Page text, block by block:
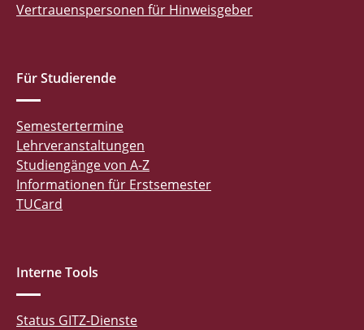
Vertrauenspersonen für Hinweisgeber
Für Studierende
Semestertermine
Lehrveranstaltungen
Studiengänge von A-Z
Informationen für Erstsemester
TUCard
Interne Tools
Status GITZ-Dienste